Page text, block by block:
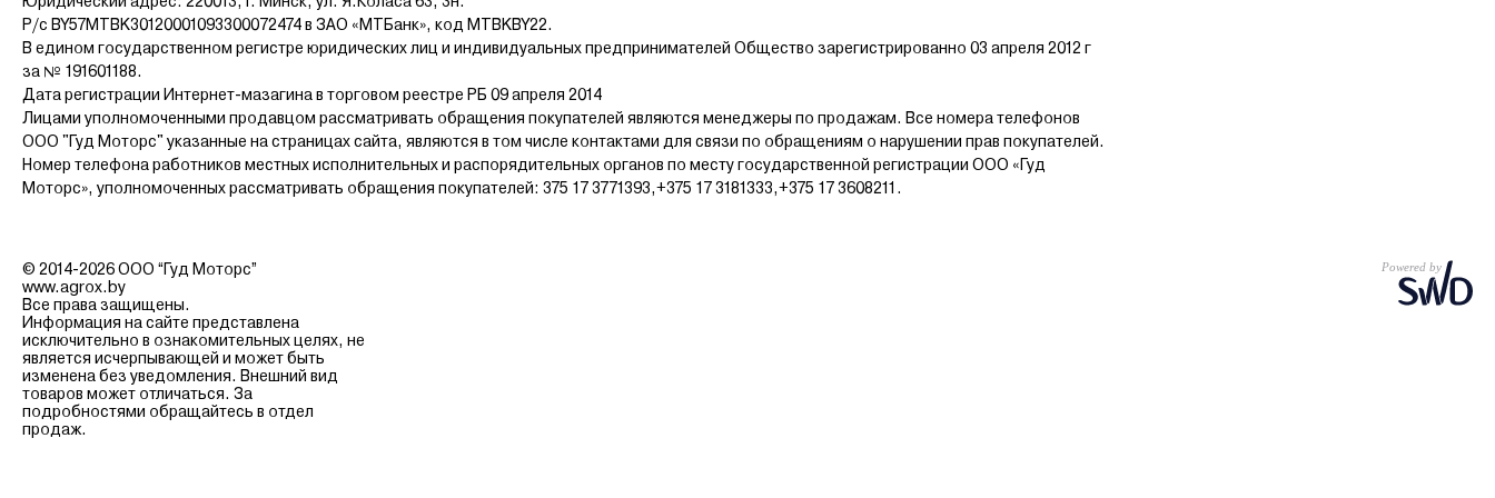
Республике Беларусь, оплатить покупку можно семью способами – от платежа наличными деньгами или банковской картой до покупки в кредит или в рассрочку. На все товары дается
официальная гарантия.
Р/с BY57MTBK30120001093300072474 в ЗАО «МТБанк», код MTBKBY22.
В едином государственном регистре юридических лиц и индивидуальных предпринимателей Общество зарегистрированно 03 апреля 2012 г
за № 191601188.
Дата регистрации Интернет-мазагина в торговом реестре РБ 09 апреля 2014
Лицами уполномоченными продавцом рассматривать обращения покупателей являются менеджеры по продажам. Все номера телефонов
ООО "Гуд Моторс" указанные на страницах сайта, являются в том числе контактами для связи по обращениям о нарушении прав покупателей.
Номер телефона работников местных исполнительных и распорядительных органов по месту государственной регистрации ООО «Гуд
Моторс», уполномоченных рассматривать обращения покупателей: 375 17 3771393,+375 17 3181333,+375 17 3608211.
© 2014-2026 ООО “Гуд Моторс”
www.agrox.by
Все права защищены.
Информация на сайте представлена
исключительно в ознакомительных целях, не
является исчерпывающей и может быть
изменена без уведомления. Внешний вид
товаров может отличаться. За
подробностями обращайтесь в отдел
продаж.